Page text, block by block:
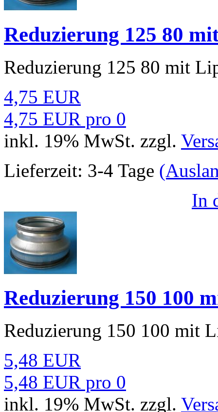
Reduzierung 125 80
Reduzierung 125 80 mit
4,75 EUR
4,75 EUR pro 0
inkl. 19% MwSt. zzgl.
Lieferzeit: 3-4 Tage
In
Reduzierung 150 100
Reduzierung 150 100 mit
5,48 EUR
5,48 EUR pro 0
inkl. 19% MwSt. zzgl.